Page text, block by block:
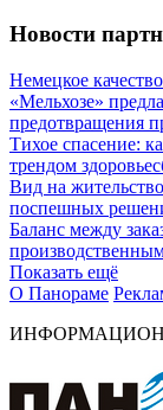
Новости
Немецкое
«Мельхозе»
предотвращения
Тихое спасение:
трендом
Вид на
поспешных
Баланс между
Показать ещё
О Панораме